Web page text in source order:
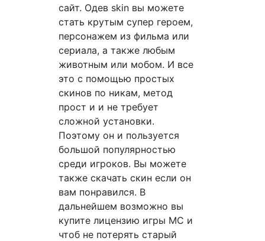
сайт. Одев skin вы можете
стать крутым супер героем,
персонажем из фильма или
сериала, а также любым
животным или мобом. И все
это с помощью простых
скинов по никам, метод
прост и и не требует
сложной установки.
Поэтому он и пользуется
большой популярностью
среди игроков. Вы можете
также скачать скин если он
вам понравился. В
дальнейшем возможно вы
купите лицензию игры MC и
чтоб не потерять старый